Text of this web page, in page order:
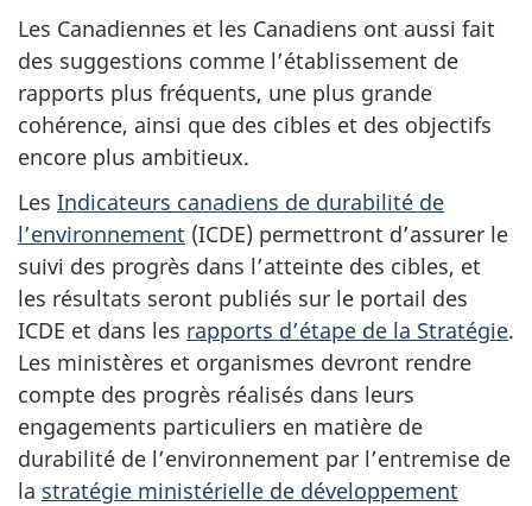
Les Canadiennes et les Canadiens ont aussi fait
des suggestions comme l’établissement de
rapports plus fréquents, une plus grande
cohérence, ainsi que des cibles et des objectifs
encore plus ambitieux.
Les Indicateurs canadiens de durabilité de
l’environnement (ICDE) permettront d’assurer le
suivi des progrès dans l’atteinte des cibles, et
les résultats seront publiés sur le portail des
ICDE et dans les rapports d’étape de la Stratégie.
Les ministères et organismes devront rendre
compte des progrès réalisés dans leurs
engagements particuliers en matière de
durabilité de l’environnement par l’entremise de
la stratégie ministérielle de développement